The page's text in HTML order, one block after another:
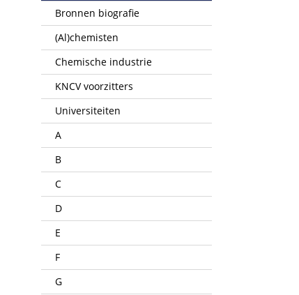
Bronnen biografie
(Al)chemisten
Chemische industrie
KNCV voorzitters
Universiteiten
A
B
C
D
E
F
G